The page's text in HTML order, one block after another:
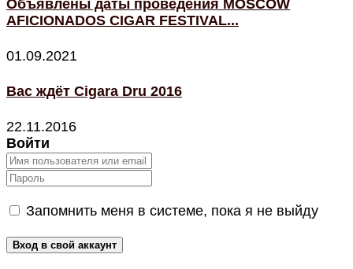
Объявлены даты проведения MOSCOW
AFICIONADOS CIGAR FESTIVAL...
01.09.2021
Вас ждёт Cigara Dru 2016
22.11.2016
Войти
Запомнить меня в системе, пока я не выйду